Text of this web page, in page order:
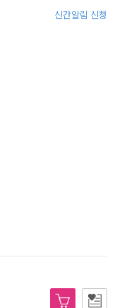
신간알림 신청